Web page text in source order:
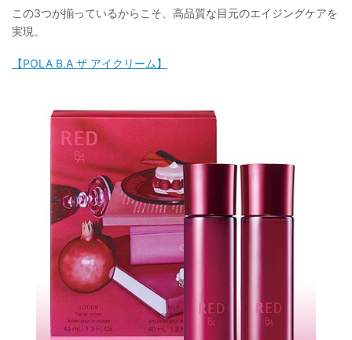
この3つが揃っているからこそ、高品質な目元のエイジングケアを
実現。
【POLA B.A ザ アイクリーム】